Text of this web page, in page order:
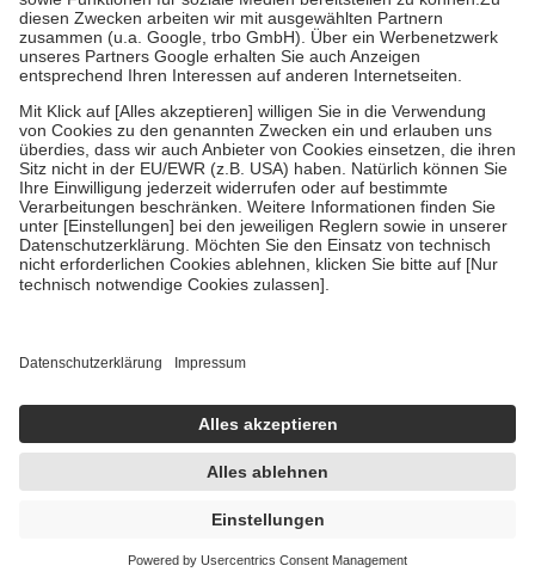
Zuzahlung zehn Prozent der Kosten sowie zehn Euro je
Verordnung.
Um das Engagement der Versicherten für ihre eigene Gesundheit zu
stärken und die besondere Stellung der Familie zu unterstützen,
fallenkeine Zuzahlungenan bei:
• Kindern und Jugendlichen bis zum vollendeten 18. Lebensjahr
mit Ausnahme der Fahrkosten
• Untersuchungen zur Vorsorge und Früherkennung, die von der
GKV getragen werden
• empfohlenen Schutzimpfungen
• Harn- und Blutteststreifen
getroffen, um sicherzustellen, dass es sich um echte Bewertungen
https://help.etrusted.com/hc/de/articles/4419944605341
Einige Bilder und Inhalte wurden unter Zuhilfenahme künstlicher